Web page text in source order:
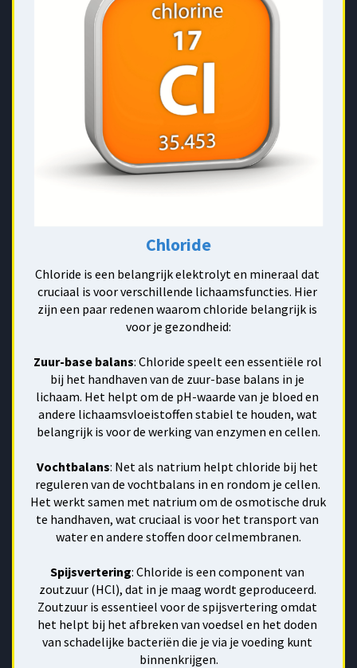
Chloride
Chloride is een belangrijk elektrolyt en mineraal dat
cruciaal is voor verschillende lichaamsfuncties. Hier
zijn een paar redenen waarom chloride belangrijk is
voor je gezondheid:
Zuur-base balans: Chloride speelt een essentiële rol
bij het handhaven van de zuur-base balans in je
lichaam. Het helpt om de pH-waarde van je bloed en
andere lichaamsvloeistoffen stabiel te houden, wat
belangrijk is voor de werking van enzymen en cellen.
Vochtbalans: Net als natrium helpt chloride bij het
reguleren van de vochtbalans in en rondom je cellen.
Het werkt samen met natrium om de osmotische druk
te handhaven, wat cruciaal is voor het transport van
water en andere stoffen door celmembranen.
Spijsvertering: Chloride is een component van
zoutzuur (HCl), dat in je maag wordt geproduceerd.
Zoutzuur is essentieel voor de spijsvertering omdat
het helpt bij het afbreken van voedsel en het doden
van schadelijke bacteriën die je via je voeding kunt
binnenkrijgen.